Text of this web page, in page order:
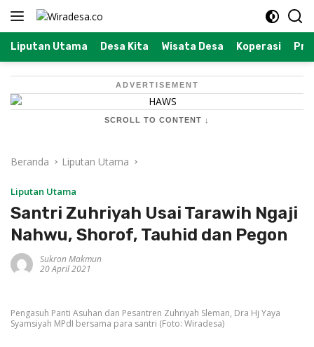
Langsung
Liputan Utama Desa Kita Wisata Desa Koperasi
ADVERTISEMENT
SCROLL TO CONTENT ↓
Beranda Liputan Utama
Liputan Utama
Santri Zuhriyah Usai Tarawih Ngaji
Nahwu, Shorof, Tauhid dan Pegon
Sukron Makmun
20 April 2021
Pengasuh Panti Asuhan dan Pesantren Zuhriyah Sleman, Dra Hj Yaya
Syamsiyah MPdI bersama para santri (Foto: Wiradesa)